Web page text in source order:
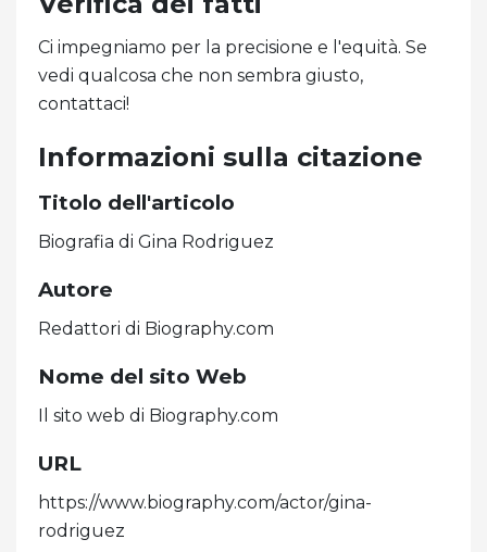
Ci impegniamo per la precisione e l'equità. Se
vedi qualcosa che non sembra giusto,
contattaci!
Informazioni sulla citazione
Titolo dell'articolo
Biografia di Gina Rodriguez
Autore
Redattori di Biography.com
Nome del sito Web
Il sito web di Biography.com
URL
https://www.biography.com/actor/gina-
rodriguez